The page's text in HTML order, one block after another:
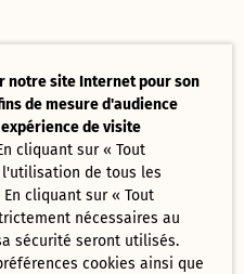
notre site Internet pour son
de mesure d'audience
de visite
cliquant sur « Tout
l'utilisation de tous les
cliquant sur « Tout
nécessaires au
sécurité seront utilisés.
cookies ainsi que